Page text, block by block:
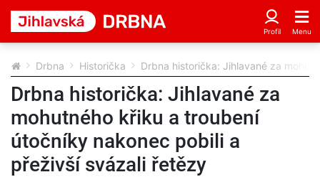
Drbna Historička Drbna historička: Jihlavané za
Drbna historička: Jihlavané za
mohutného křiku a troubení
útočníky nakonec pobili a
přeživší svázali řetězy